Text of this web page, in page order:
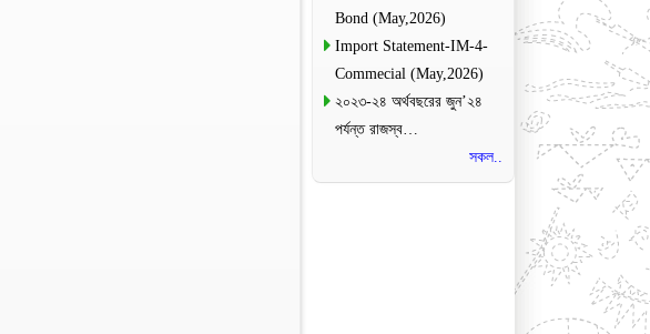
Bond (May,2026)
Import Statement-IM-4-
Commecial (May,2026)
২০২৩-২৪ অর্থবছরের জুন’২৪
পর্যন্ত রাজস্ব…
সকল..